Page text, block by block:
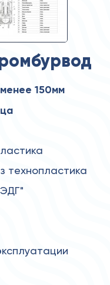
150мм
технопластика